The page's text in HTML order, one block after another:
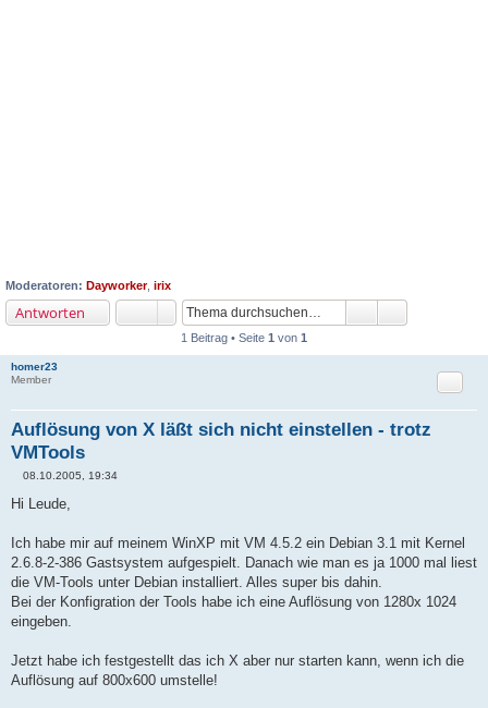
Moderatoren: Dayworker, irix
Antworten
1 Beitrag • Seite 1 von 1
homer23
Member
Auflösung von X läßt sich nicht einstellen - trotz
VMTools
Zitat
r
a
g
08.10.2005, 19:34
Hi Leude,
Ich habe mir auf meinem WinXP mit VM 4.5.2 ein Debian 3.1 mit Kernel
2.6.8-2-386 Gastsystem aufgespielt. Danach wie man es ja 1000 mal liest
die VM-Tools unter Debian installiert. Alles super bis dahin.
Bei der Konfigration der Tools habe ich eine Auflösung von 1280x 1024
eingeben.
Jetzt habe ich festgestellt das ich X aber nur starten kann, wenn ich die
Auflösung auf 800x600 umstelle!